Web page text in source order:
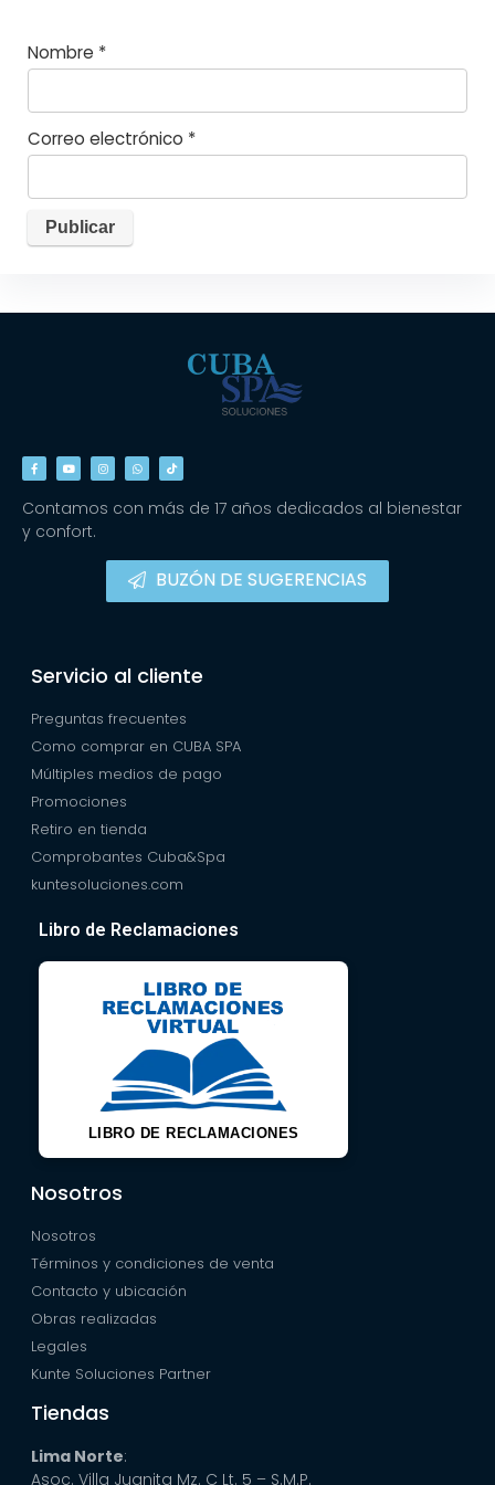
Nombre *
Correo electrónico *
Contamos con más de 17 años dedicados al bienestar
y confort.
BUZÓN DE SUGERENCIAS
Servicio al cliente
Preguntas frecuentes
Como comprar en CUBA SPA
Múltiples medios de pago
Promociones
Retiro en tienda
Comprobantes Cuba&Spa
kuntesoluciones.com
Libro de Reclamaciones
LIBRO DE RECLAMACIONES
Nosotros
Nosotros
Términos y condiciones de venta
Contacto y ubicación
Obras realizadas
Legales
Kunte Soluciones Partner
Tiendas
Lima Norte:
Asoc. Villa Juanita Mz. C Lt. 5 – S.M.P.